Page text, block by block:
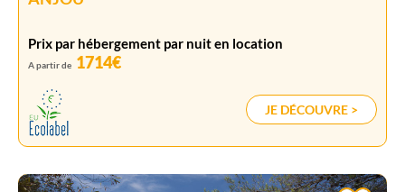
Prix par hébergement par nuit en location
A partir de 1714€
JE DÉCOUVRE >